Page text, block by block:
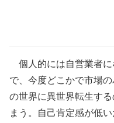
個人的には自営業者に
で、今度どこかで市場
の世界に異世界転生す
まう。自己肯定感が低